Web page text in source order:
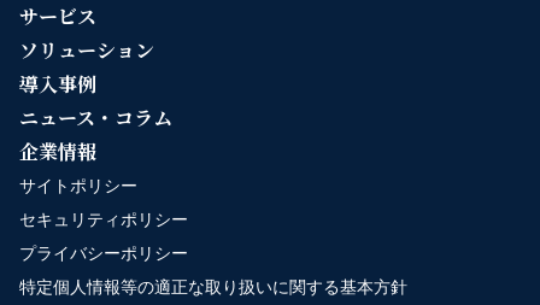
サービス
ソリューション
導入事例
ニュース・コラム
企業情報
サイトポリシー
セキュリティポリシー
プライバシーポリシー
特定個人情報等の適正な取り扱いに関する基本方針